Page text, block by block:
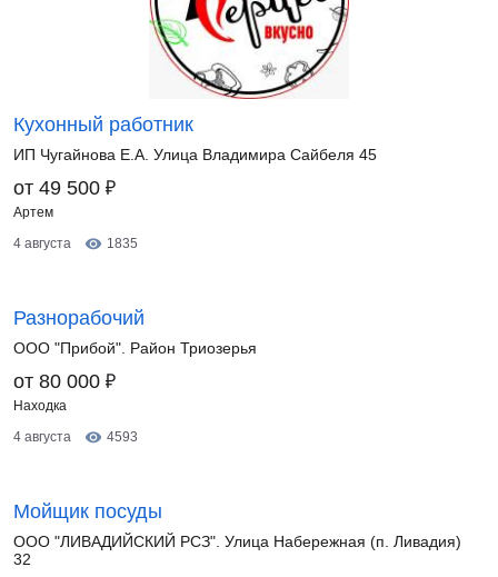
Кухонный работник
ИП Чугайнова Е.А. Улица Владимира Сайбеля 45
от 49 500 ₽
Артем
4 августа
1835
Разнорабочий
ООО "Прибой". Район Триозерья
от 80 000 ₽
Находка
4 августа
4593
Мойщик посуды
ООО "ЛИВАДИЙСКИЙ РСЗ". Улица Набережная (п. Ливадия)
32